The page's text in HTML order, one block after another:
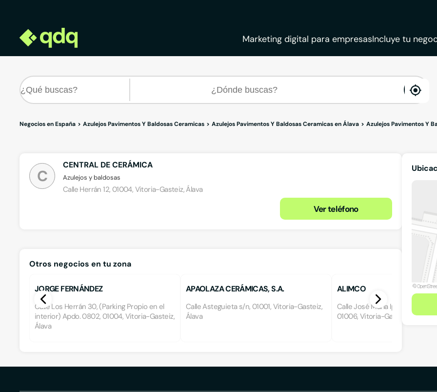
Marketing digital para empresasIncluye tu
Negocios en España Azulejos Pavimentos Y Baldosas Ceramicas Azulejos Pavimentos Y Baldosas Ceramicas en Álava Azulejos Pavimentos Y
C
CENTRAL DE CERÁMICA
Azulejos y baldosas
Calle Herrán 12, 01004, Vitoria-Gasteiz, Álava
Ver teléfono
Otros negocios en tu zona
JORGE FERNÁNDEZ
Calle Los Herrán 30, (Parking Propio en el
interior) Apdo. 0802, 01004, Vitoria-Gasteiz,
Álava
APAOLAZA CERÁMICAS, S.A.
Calle Asteguieta s/n, 01001, Vitoria-Gasteiz,
Álava
ALIMCO
Calle José María Iparraguirre 30,
01006, Vitoria-Gasteiz, Álava